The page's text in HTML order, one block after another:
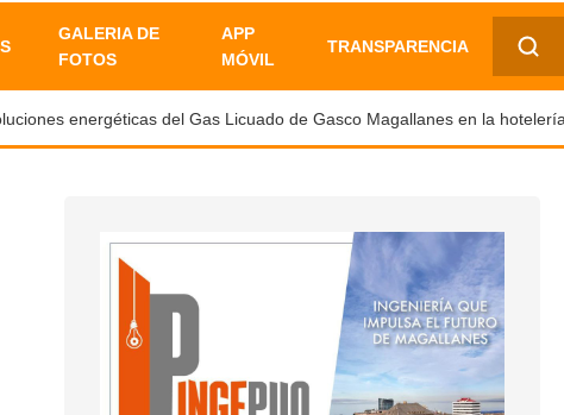
GALERIA DE
FOTOS
APP
MÓVIL
TRANSPARENCIA
✕
energéticas del Gas Licuado de Gasco Magallanes en la hotelería